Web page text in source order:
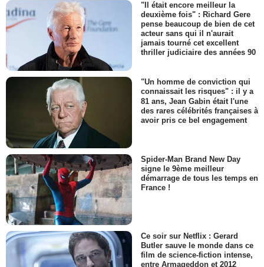
"Il était encore meilleur la
deuxième fois" : Richard Gere
pense beaucoup de bien de cet
acteur sans qui il n'aurait
jamais tourné cet excellent
thriller judiciaire des années 90
"Un homme de conviction qui
connaissait les risques" : il y a
81 ans, Jean Gabin était l'une
des rares célébrités françaises à
avoir pris ce bel engagement
Spider-Man Brand New Day
signe le 9ème meilleur
démarrage de tous les temps en
France !
Ce soir sur Netflix : Gerard
Butler sauve le monde dans ce
film de science-fiction intense,
entre Armageddon et 2012